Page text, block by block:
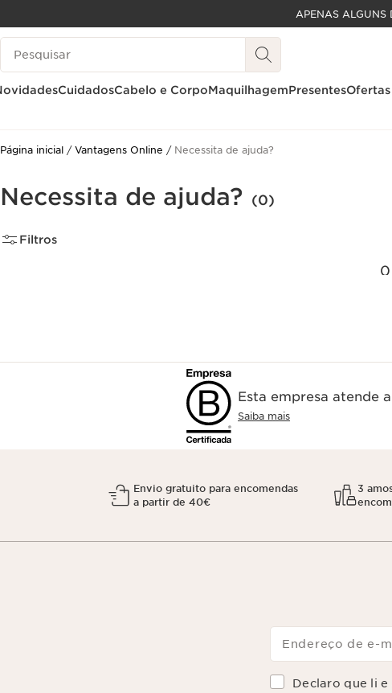
SALTAR PARA O CONTEÚDO
IR PARA O RODAPÉ
APENAS ALGUNS
Pesquisar Legenda
CuidadosCabelo e CorpoMaquilhagemPresentes
Página inicial Vantagens Online Necessita de ajuda?
Necessita de ajuda? (0)
Filtros
Esta empresa atende
Saiba mais
Envio gratuito para encomendas
a partir de 40€
3
Endereço de e-
Declaro que li e